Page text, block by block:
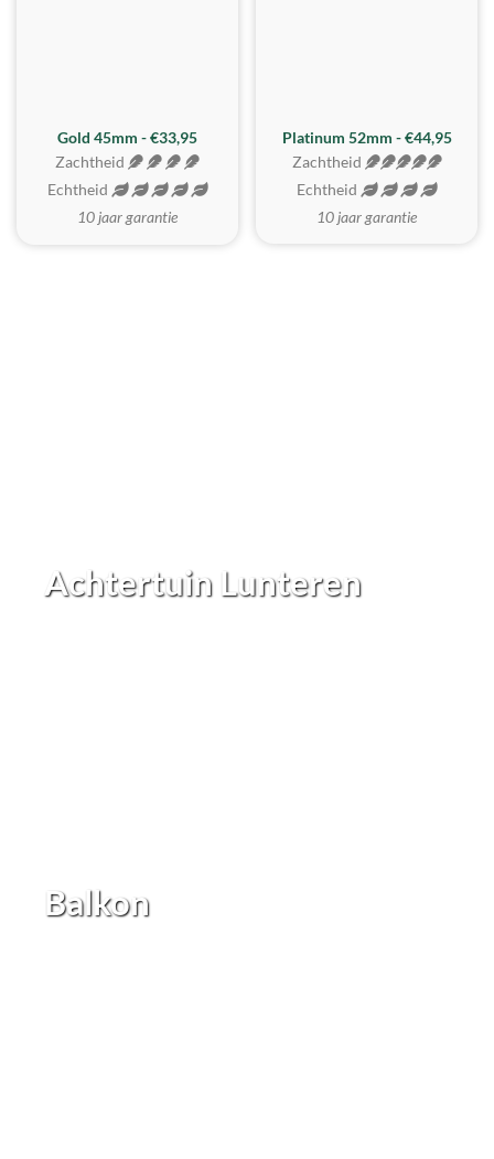
REALISTISCH
Gold 45mm - €33,95
Zachtheid
Echtheid
10 jaar garantie
ZACHTSTE
Platinum 52mm - €44,95
Zachtheid
Echtheid
10 jaar garantie
Achtertuin Lunteren
Balkon